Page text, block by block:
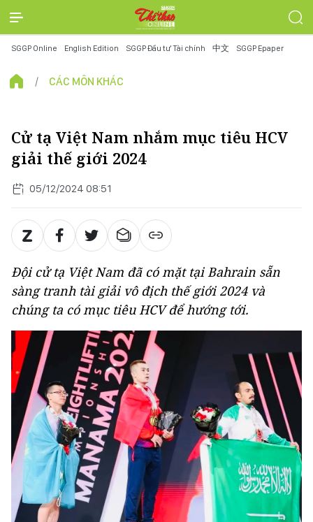
SGGP Online English Edition SGGP Đầu tư Tài chính 中文 SGGP Epaper
CÁC MÔN KHÁC
Cử tạ Việt Nam nhắm mục tiêu HCV
giải thế giới 2024
05/12/2024 08:51
Đội cử tạ Việt Nam đã có mặt tại Bahrain sẵn
sàng tranh tài giải vô địch thế giới 2024 và
chúng ta có mục tiêu HCV để hướng tới.